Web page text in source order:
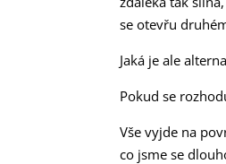
se otevřu
Jaká je ale
Pokud se
Vše vyjde na
co jsme se